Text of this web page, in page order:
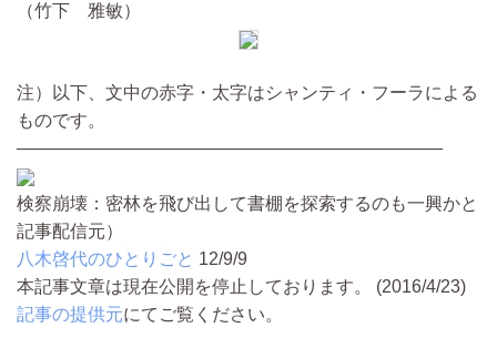
（竹下 雅敏）
注）以下、文中の赤字・太字はシャンティ・フーラによる
ものです。
————————————————————————
検察崩壊：密林を飛び出して書棚を探索するのも一興かと
記事配信元）
八木啓代のひとりごと 12/9/9
本記事文章は現在公開を停止しております。 (2016/4/23)
記事の提供元にてご覧ください。